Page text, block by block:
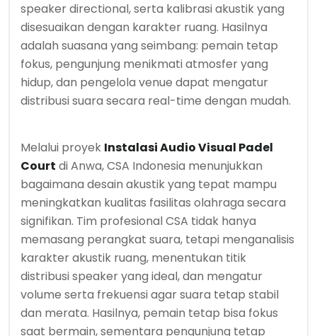
speaker directional, serta kalibrasi akustik yang
disesuaikan dengan karakter ruang. Hasilnya
adalah suasana yang seimbang: pemain tetap
fokus, pengunjung menikmati atmosfer yang
hidup, dan pengelola venue dapat mengatur
distribusi suara secara real-time dengan mudah.
Melalui proyek Instalasi Audio Visual Padel
Court di Anwa, CSA Indonesia menunjukkan
bagaimana desain akustik yang tepat mampu
meningkatkan kualitas fasilitas olahraga secara
signifikan. Tim profesional CSA tidak hanya
memasang perangkat suara, tetapi menganalisis
karakter akustik ruang, menentukan titik
distribusi speaker yang ideal, dan mengatur
volume serta frekuensi agar suara tetap stabil
dan merata. Hasilnya, pemain tetap bisa fokus
saat bermain, sementara pengunjung tetap